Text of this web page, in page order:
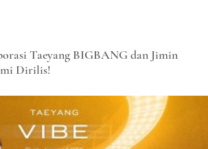
Taeyang BIGBANG dan Jimin
Dirilis!